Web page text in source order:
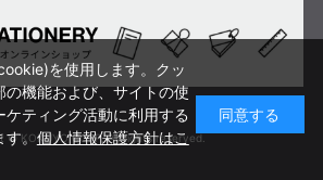
© KOKUYO CORP. All rights reserved.
を使用します。クッ
の機能および、サイトの使
ケティング活動に利用する
す。個人情報保護方針はこ
同意する